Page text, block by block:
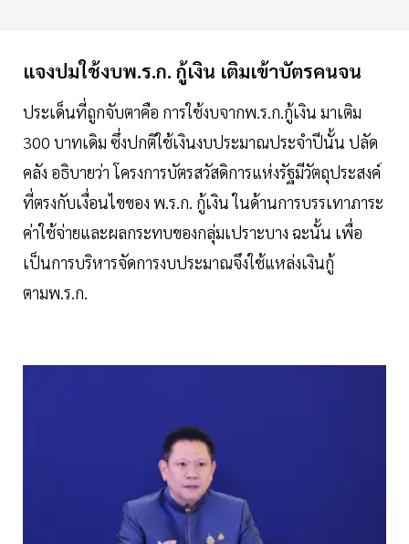
แจงปมใช้งบพ.ร.ก. กู้เงิน เติมเข้าบัตรคนจน
ประเด็นที่ถูกจับตาคือ การใช้งบจากพ.ร.ก.กู้เงิน มาเติม
300 บาทเดิม ซึ่งปกติใช้เงินงบประมาณประจำปีนั้น ปลัด
คลัง อธิบายว่า โครงการบัตรสวัสดิการแห่งรัฐมีวัตถุประสงค์
ที่ตรงกับเงื่อนไขของ พ.ร.ก. กู้เงิน ในด้านการบรรเทาภาระ
ค่าใช้จ่ายและผลกระทบของกลุ่มเปราะบาง ฉะนั้น เพื่อ
เป็นการบริหารจัดการงบประมาณจึงใช้แหล่งเงินกู้
ตามพ.ร.ก.